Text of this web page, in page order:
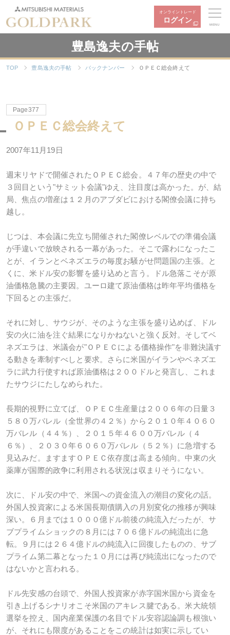
オンライントレード
ログイン
MENU
豊島逸夫の手帖
TOP 豊島逸夫の手帖 バックナンバー ＯＰＥＣ総会終えて
Page377
ＯＰＥＣ総会終えて
2007年11月19日
週末リヤドで開催されたＯＰＥＣ総会。４７年の歴史の中で
３回目という"サミット会議"ゆえ、注目度は高かった。が、結
局、焦点の増産は１２月のアブダビにおける閣僚会議に持ち
越し。
じつは、本会議に先立ち開催された閣僚レベルでの準備会議
が手違いで放映される一幕があった。そこで露わになったこ
とが、イランとベネズエラの毎度お騒がせ問題国の主張。と
くに、米ドル安の影響を盛り込めと言う。ドル急落こそが原
油価格急騰の主要因。ユーロ建て原油価格は昨年平均価格を
下回るとの主張だ。
それに対し、サウジが、そのような主張を盛り込めば、ドル
安の火に油を注ぐ結果になりかねないと強く反対。そしてベ
ネズエラは、米議会が"ＯＰＥＣによる価格操作"を非難決議す
る動きを牽制すべしと要求。さらに米国がイランやベネズエ
ラに武力行使すれば原油価格は２００ドルと発言し、これま
たサウジにたしなめられた。
長期的視野に立てば、ＯＰＥＣ生産量は２００６年の日量３
５８０万バレル（全世界の４２％）から２０１０年４０６０
万バレル（４４％）、２０１５年４６００万バレル（４
６％）、２０３０年６０６０万バレル（５２％）に急増する
見込みだ。ますますＯＰＥＣ依存度は高まる傾向。中東の火
薬庫が国際的政争に利用される状況は収まりそうにない。
次に、ドル安の中で、米国への資金流入の潮目の変化の話。
外国人投資家による米国長期債購入の月別変化の推移が興味
深い。６月までは１０００億ドル前後の純流入だったが、サ
ブプライムショックの８月には７０６億ドルの純流出に急
転。９月には２６４億ドルの純流入に回復したものの、サブ
プライム第二幕となった１０月には再び純流出になったので
はないかと言われる。
ドル先安感の台頭で、外国人投資家が赤字国米国から資金を
引き上げるシナリオこそ米国のアキレス腱である。米大統領
選挙を控え、国内産業保護の名目でドル安容認論調も根強い
が、それにも限度があることをこの統計は如実に示してい